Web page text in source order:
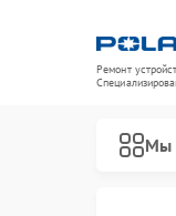
Ремонт
Мы